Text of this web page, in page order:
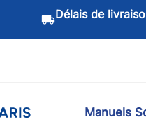
local_shippingDélais de
Manuels